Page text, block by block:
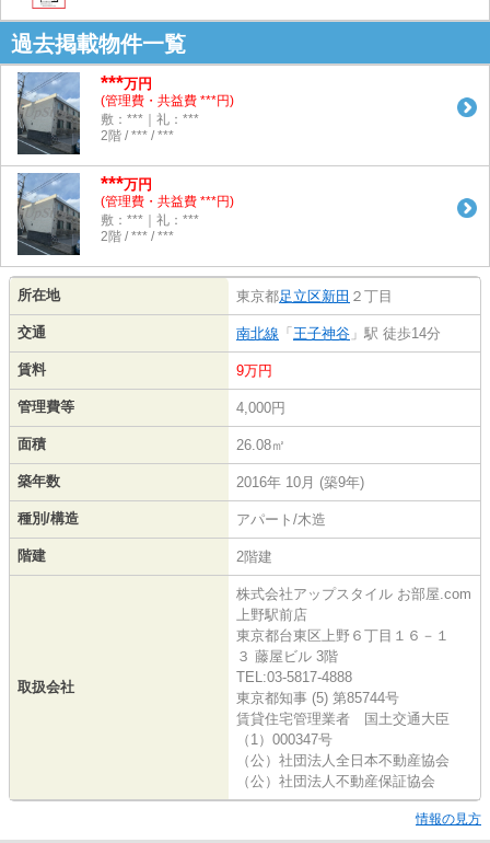
過去掲載物件一覧
***万円
(管理費・共益費 ***円)
敷：***｜礼：***
2階 / *** / ***
***万円
(管理費・共益費 ***円)
敷：***｜礼：***
2階 / *** / ***
所在地 東京都足立区新田 ２丁目
交通 南北線 「 王子神谷 」駅 徒歩14分
賃料 9万円
管理費等 4,000円
面積 26.08㎡
築年数 2016年 10月 (築9年)
種別/構造 アパート/木造
階建 2階建
取扱会社
株式会社アップスタイル お部屋.com
上野駅前店
東京都台東区上野６丁目１６－１
３ 藤屋ビル 3階
TEL:03-5817-4888
東京都知事 (5) 第85744号
賃貸住宅管理業者 国土交通大臣
（1）000347号
（公）社団法人全日本不動産協会
（公）社団法人不動産保証協会
情報の見方